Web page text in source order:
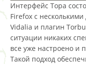
Интерфейс Тора
Firefox с
Vidalia и плагин
ситуации никаких
все уже настроено и
Такой подход